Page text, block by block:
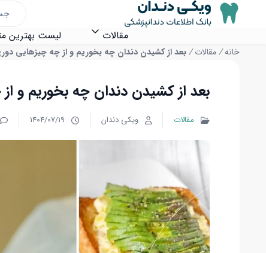
مقالات
لیست بهترین
خانه/مقالات /بعد از کشیدن دندان چه بخوریم و از چه چیزهایی
بعد از کشیدن دندان چه بخوریم و
مقالات ویکی دندان 1404/07/19